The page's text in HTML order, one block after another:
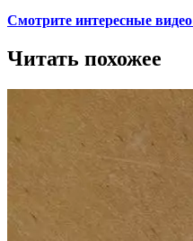
Смотрите интересные видео
Читать похожее